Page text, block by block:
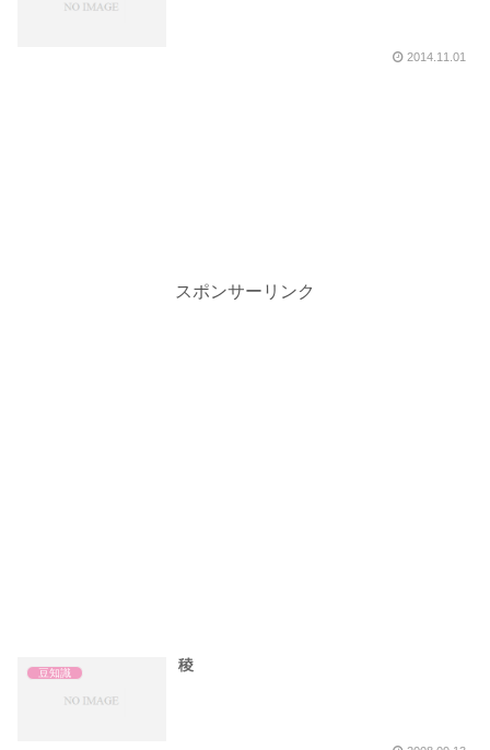
2014.11.01
スポンサーリンク
豆知識 稜